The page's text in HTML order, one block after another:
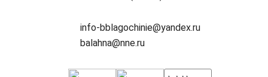
info-bblagochinie@yandex.ru
balahna@nne.ru